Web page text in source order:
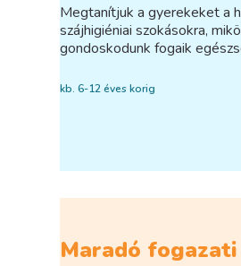
Megtanítjuk a gyerekeket a
szájhigiéniai szokásokra,
gondoskodunk fogaik
kb. 6-12 éves korig
Maradó